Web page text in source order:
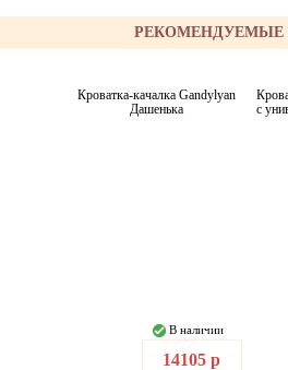
РЕКОМЕНДУЕМЫЕ
Кроватка-качалка Gandylyan
Дашенька
В наличии
14105 р
с